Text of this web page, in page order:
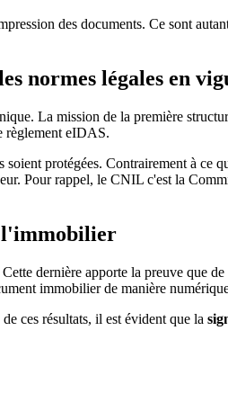
des documents. Ce sont
normes légales en
La mission de la première
règlement eIDAS.
protégées. Contrairement à ce
Pour rappel, le CNIL c'est la
l'immobilier
dernière apporte la preuve que
immobilier de manière
ces résultats, il est évident que la